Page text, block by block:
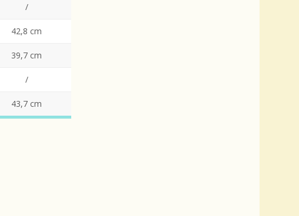
/
42,8 cm
39,7 cm
/
43,7 cm